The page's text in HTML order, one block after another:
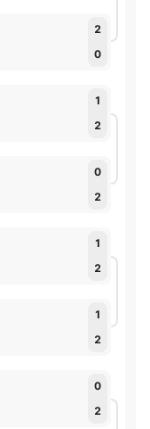
2
0
1
2
0
2
1
2
1
2
0
2